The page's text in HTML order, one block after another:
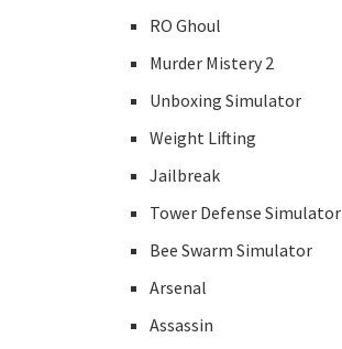
RO Ghoul
Murder Mistery 2
Unboxing Simulator
Weight Lifting
Jailbreak
Tower Defense Simulator
Bee Swarm Simulator
Arsenal
Assassin